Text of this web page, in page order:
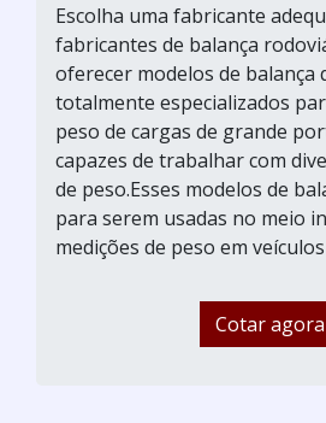
Escolha uma fabricante
fabricantes de balança
oferecer modelos de balança
totalmente especializados
peso de cargas de grande
capazes de trabalhar com
de peso.Esses modelos de
para serem usadas no meio
medições de peso em
Cotar agora